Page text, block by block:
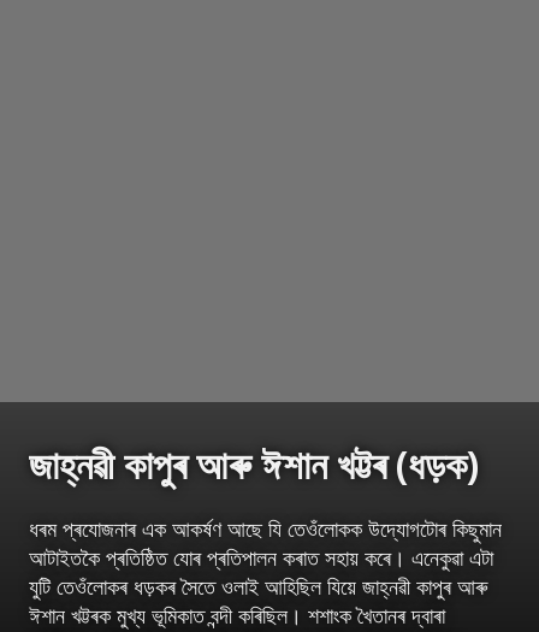
জাহ্নৱী কাপুৰ আৰু ঈশান খট্টৰ (ধড়ক)
ধৰম প্ৰযোজনাৰ এক আকৰ্ষণ আছে যি তেওঁলোকক উদ্যোগটোৰ কিছুমান
আটাইতকৈ প্ৰতিষ্ঠিত যোৰ প্ৰতিপালন কৰাত সহায় কৰে। এনেকুৱা এটা
যুটি তেওঁলোকৰ ধড়কৰ সৈতে ওলাই আহিছিল যিয়ে জাহ্নৱী কাপুৰ আৰু
ঈশান খট্টৰক মুখ্য ভূমিকাত বন্দী কৰিছিল। শশাংক খৈতানৰ দ্বাৰা